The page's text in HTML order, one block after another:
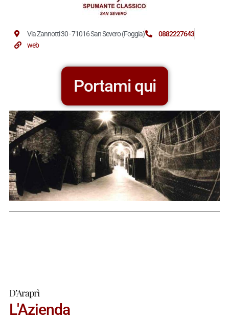
Via Zannotti 30 - 71016 San Severo (Foggia)
0882227643
web
Portami qui
D’Araprì
L'Azienda